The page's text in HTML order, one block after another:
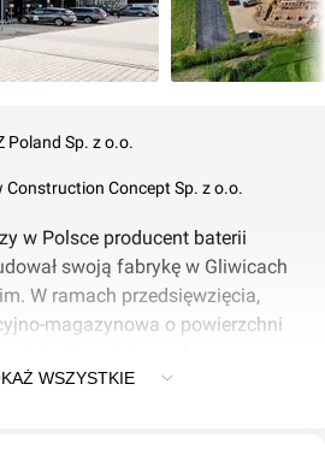
Poland Sp. z o.o.
Construction Concept Sp. z o.o.
w Polsce producent baterii
swoją fabrykę w Gliwicach
W ramach przedsięwzięcia,
magazynowa o powierzchni
WSZYSTKIE